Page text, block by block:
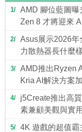
1
AMD 腳位藍圖曝
Zen 8 才將迎來
2
Asus展示2026年
力散熱器長什麼
3
AMD推出Ryzen
Kria AI解決方案
4
j5Create推出高
素兼顧美觀與實用
5
4K 遊戲的超值